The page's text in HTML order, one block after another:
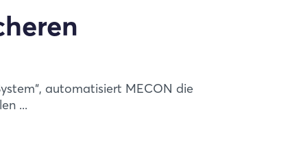
automatisiert MECON die
...